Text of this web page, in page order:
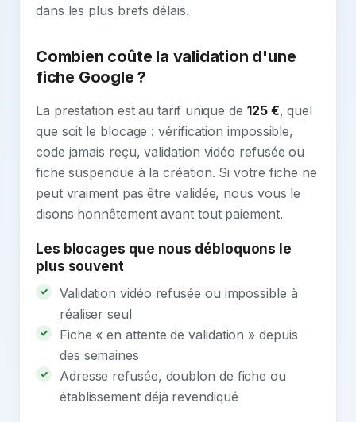
dans les plus brefs délais.
Combien coûte la validation d'une
fiche Google ?
La prestation est au tarif unique de 125 €, quel
que soit le blocage : vérification impossible,
code jamais reçu, validation vidéo refusée ou
fiche suspendue à la création. Si votre fiche ne
peut vraiment pas être validée, nous vous le
disons honnêtement avant tout paiement.
Les blocages que nous débloquons le
plus souvent
Validation vidéo refusée ou impossible à
réaliser seul
Fiche « en attente de validation » depuis
des semaines
Adresse refusée, doublon de fiche ou
établissement déjà revendiqué